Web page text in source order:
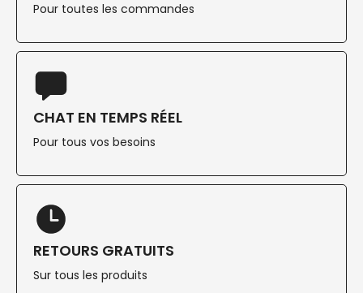
Pour toutes les commandes
CHAT EN TEMPS RÉEL
Pour tous vos besoins
RETOURS GRATUITS
Sur tous les produits